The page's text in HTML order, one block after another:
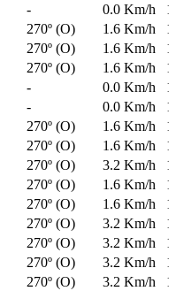
- 0.0 Km/h
270º (O) 1.6 Km/h
270º (O) 1.6 Km/h
270º (O) 1.6 Km/h
- 0.0 Km/h
- 0.0 Km/h
270º (O) 1.6 Km/h
270º (O) 1.6 Km/h
270º (O) 3.2 Km/h
270º (O) 1.6 Km/h
270º (O) 1.6 Km/h
270º (O) 3.2 Km/h
270º (O) 3.2 Km/h
270º (O) 3.2 Km/h
270º (O) 3.2 Km/h